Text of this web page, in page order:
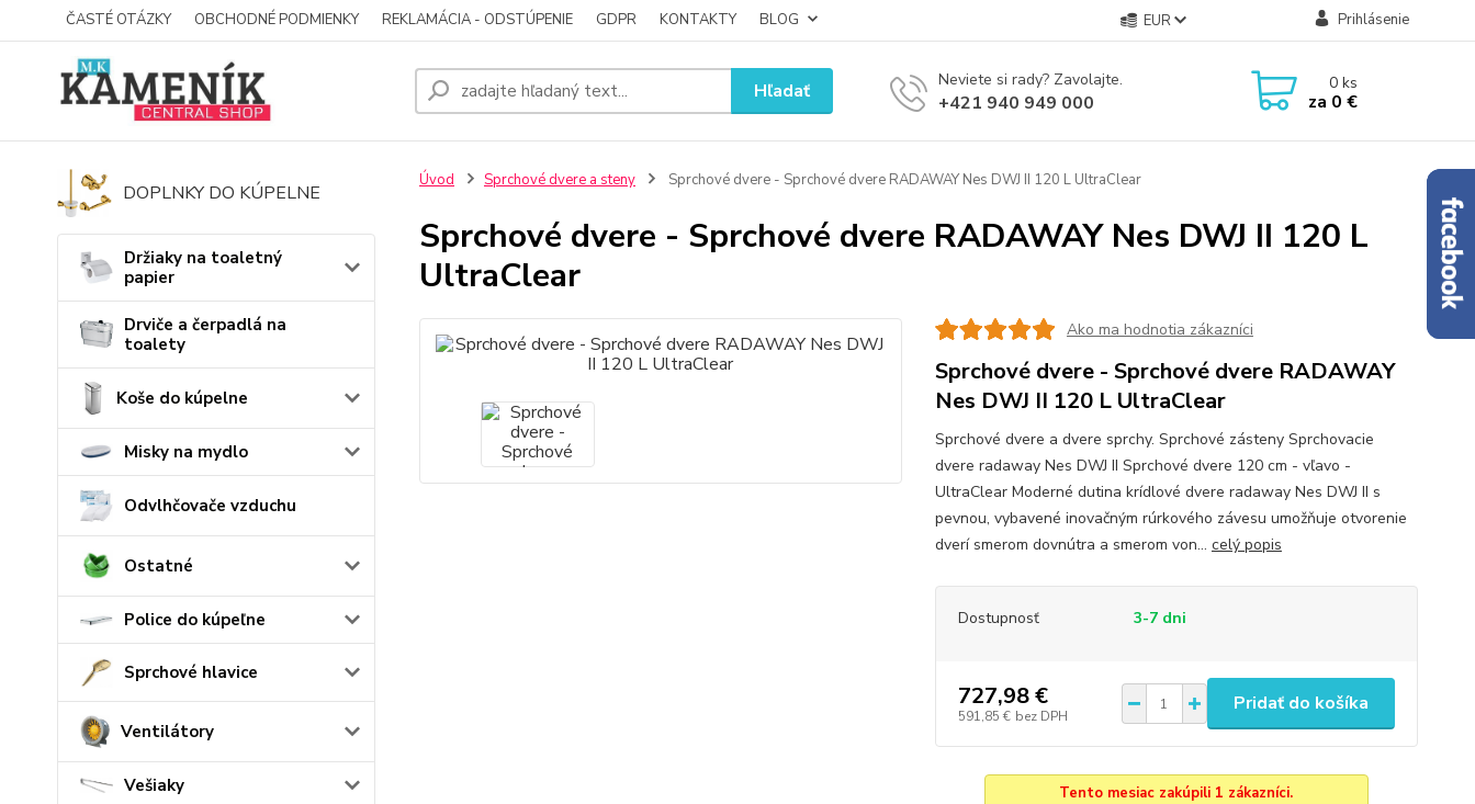
ČASTÉ OTÁZKY OBCHODNÉ PODMIENKY REKLAMÁCIA - ODSTÚPENIE GDPR KONTAKTY BLOG EUR Prihlásenie
Hľadať Neviete si rady? Zavolajte.
+421 940 949 000
0ks
za 0 €
DOPLNKY DO KÚPELNE
Držiaky na toaletný
papier
Drviče a čerpadlá na
toalety
Koše do kúpelne
Misky na mydlo
Odvlhčovače vzduchu
Ostatné
Police do kúpeľne
Sprchové hlavice
Ventilátory
Vešiaky
Úvod Sprchové dvere a steny Sprchové dvere - Sprchové dvere RADAWAY Nes DWJ II 120 L UltraClear
Sprchové dvere - Sprchové dvere RADAWAY Nes DWJ II 120 L
UltraClear
Ako ma hodnotia zákazníci
Sprchové dvere - Sprchové dvere RADAWAY
Nes DWJ II 120 L UltraClear
Sprchové dvere a dvere sprchy. Sprchové zásteny Sprchovacie
dvere radaway Nes DWJ II Sprchové dvere 120 cm - vľavo -
UltraClear Moderné dutina krídlové dvere radaway Nes DWJ II s
pevnou, vybavené inovačným rúrkového závesu umožňuje otvorenie
dverí smerom dovnútra a smerom von... celý popis
Dostupnosť 3-7 dni
727,98 €
591,85 € bez DPH
Pridať do košíka
Tento mesiac zakúpili 1 zákazníci.